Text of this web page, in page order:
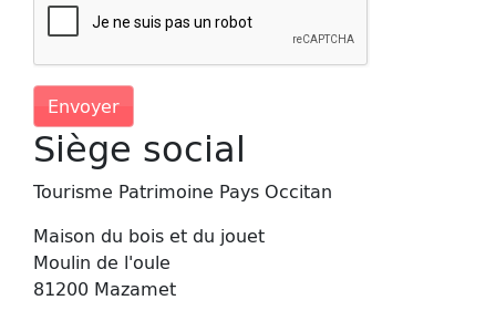
Envoyer
Siège social
Tourisme Patrimoine Pays Occitan
Maison du bois et du jouet
Moulin de l'oule
81200 Mazamet